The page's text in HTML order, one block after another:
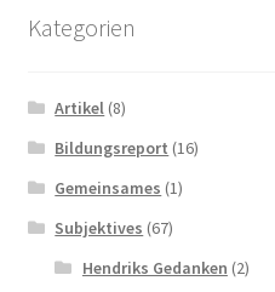
Kategorien
Artikel (8)
Bildungsreport (16)
Gemeinsames (1)
Subjektives (67)
Hendriks Gedanken (2)